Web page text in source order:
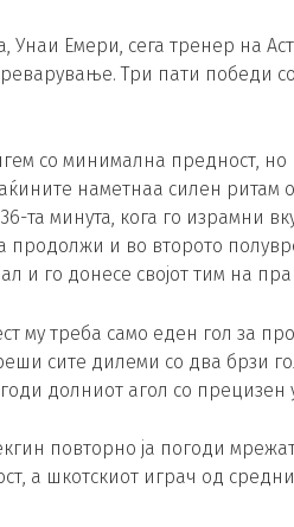
Унаи Емери, сега тренер на
Три пати победи
со минимална предност,
наметнаа силен ритам
та минута, кога го израмни
продолжи и во второто
и го донесе својот тим на
му треба само еден гол за
сите дилеми со два брзи
долниот агол со
повторно ја погоди
а шкотскиот играч од